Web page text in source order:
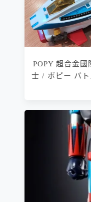
POPY 超合金
士 / ポピー バ